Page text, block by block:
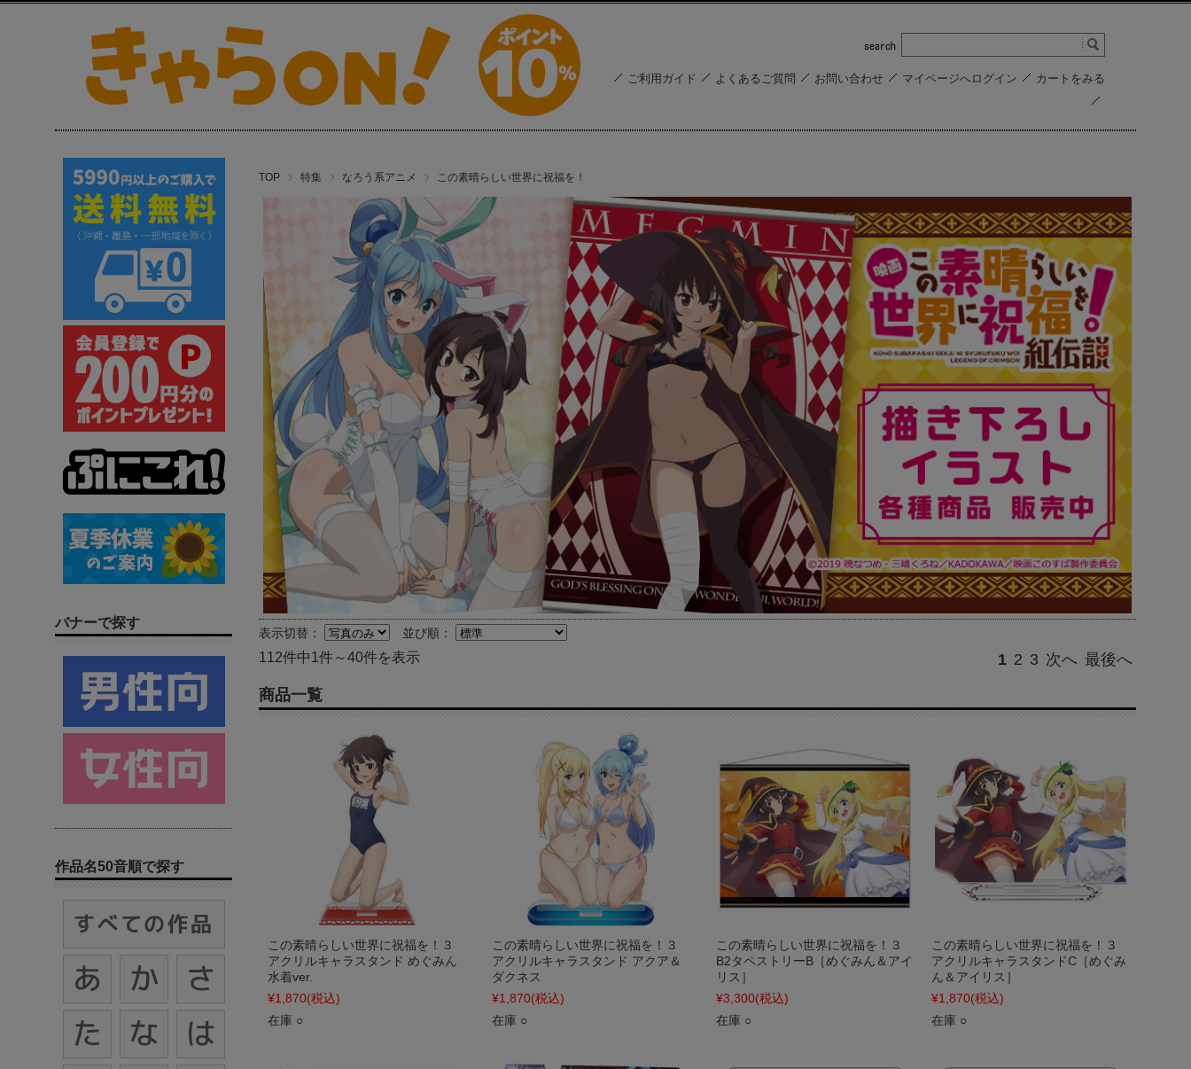
ご利用ガイド よくあるご質問 お問い合わせ マイページへログイン カートをみる
TOP 特集 なろう系アニメ この素晴らしい世界に祝福を！
表示切替： 並び順：
112件中1件～40件を表示 1 2 3 次へ 最後へ
商品一覧
この素晴らしい世界に祝福を！３
アクリルキャラスタンド めぐみん
水着ver.
¥1,870(税込)
在庫 ○
この素晴らしい世界に祝福を！３
アクリルキャラスタンド アクア＆
ダクネス
¥1,870(税込)
在庫 ○
この素晴らしい世界に祝福を！３
B2タペストリーB［めぐみん＆アイ
リス］
¥3,300(税込)
在庫 ○
この素晴らしい世界に祝福を！３
アクリルキャラスタンドC［めぐみ
ん＆アイリス］
¥1,870(税込)
在庫 ○
バナーで探す
作品名50音順で探す